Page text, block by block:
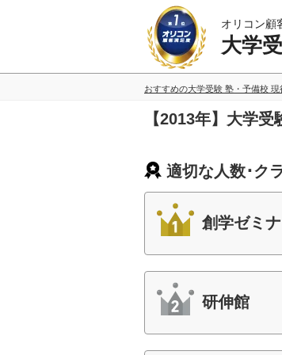
オリコン顧
大学
おすすめの大学受験 塾・予備校
【2013年】大学
適切な人数･ク
創学ゼミ
研伸館